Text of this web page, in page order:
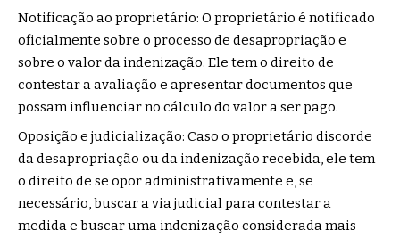
Notificação ao proprietário: O proprietário é notificado
oficialmente sobre o processo de desapropriação e
sobre o valor da indenização. Ele tem o direito de
contestar a avaliação e apresentar documentos que
possam influenciar no cálculo do valor a ser pago.
Oposição e judicialização: Caso o proprietário discorde
da desapropriação ou da indenização recebida, ele tem
o direito de se opor administrativamente e, se
necessário, buscar a via judicial para contestar a
medida e buscar uma indenização considerada mais